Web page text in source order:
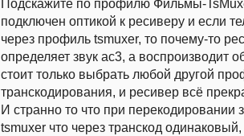
Подскажите по профилю Фильмы-
подключен оптикой к ресиверу и если
через профиль tsmuxer, то почему-то
определяет звук ac3, а воспроизводит
стоит только выбрать любой другой
транскодирования, и ресивер всё
И странно то что при перекодировании
tsmuxer что через транскод